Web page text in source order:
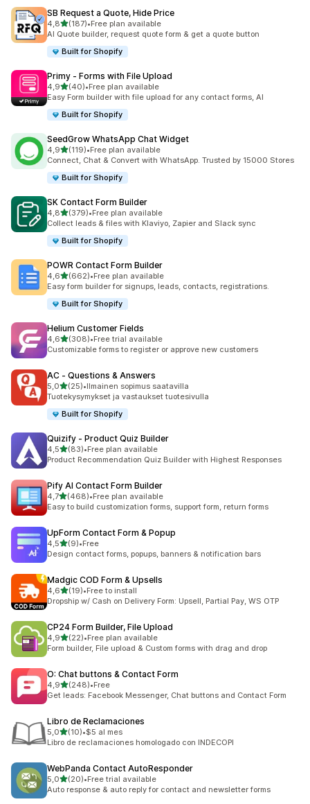
SB Request a Quote, Hide Price
4,8/ 5 tähteä
(187)
187 arvostelua yhteensä
•Free plan available
AI Quote builder, request quote form & get a quote button
Built for Shopify
Primy ‑ Forms with File Upload
4,9/ 5 tähteä
(40)
40 arvostelua yhteensä
•Free plan available
Easy Form builder with file upload for any contact forms, AI
Built for Shopify
SeedGrow WhatsApp Chat Widget
4,9/ 5 tähteä
(119)
119 arvostelua yhteensä
•Free plan available
Connect, Chat & Convert with WhatsApp. Trusted by 15000 Stores
Built for Shopify
SK Contact Form Builder
4,8/ 5 tähteä
(379)
379 arvostelua yhteensä
•Free plan available
Collect leads & files with Klaviyo, Zapier and Slack sync
Built for Shopify
POWR Contact Form Builder
4,6/ 5 tähteä
(662)
662 arvostelua yhteensä
•Free plan available
Easy form builder for signups, leads, contacts, registrations.
Built for Shopify
Helium Customer Fields
4,6/ 5 tähteä
(308)
308 arvostelua yhteensä
•Free trial available
Customizable forms to register or approve new customers
AC ‑ Questions & Answers
5,0/ 5 tähteä
(25)
25 arvostelua yhteensä
•Ilmainen sopimus saatavilla
Tuotekysymykset ja vastaukset tuotesivulla
Built for Shopify
Quizify ‑ Product Quiz Builder
4,5/ 5 tähteä
(83)
83 arvostelua yhteensä
•Free plan available
Product Recommendation Quiz Builder with Highest Responses
Pify AI Contact Form Builder
4,7/ 5 tähteä
(468)
468 arvostelua yhteensä
•Free plan available
Easy to build customization forms, support form, return forms
UpForm Contact Form & Popup
4,5/ 5 tähteä
(9)
9 arvostelua yhteensä
•Free
Design contact forms, popups, banners & notification bars
Madgic COD Form & Upsells
4,6/ 5 tähteä
(19)
19 arvostelua yhteensä
•Free to install
Dropship w/ Cash on Delivery Form: Upsell, Partial Pay, WS OTP
CP24 Form Builder, File Upload
4,9/ 5 tähteä
(22)
22 arvostelua yhteensä
•Free plan available
Form builder, File upload & Custom forms with drag and drop
O: Chat buttons & Contact Form
4,9/ 5 tähteä
(248)
248 arvostelua yhteensä
•Free
Get leads: Facebook Messenger, Chat buttons and Contact Form
Libro de Reclamaciones
5,0/ 5 tähteä
(10)
10 arvostelua yhteensä
•$5 al mes
Libro de reclamaciones homologado con INDECOPI
WebPanda Contact AutoResponder
5,0/ 5 tähteä
(20)
20 arvostelua yhteensä
•Free trial available
Auto response & auto reply for contact and newsletter forms